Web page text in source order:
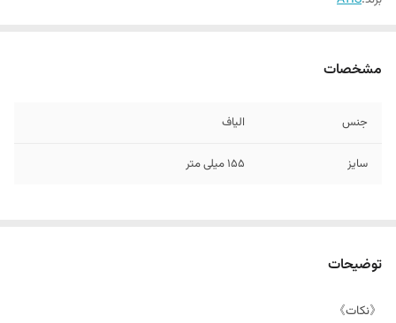
مشخصات
جنس الیاف
سایز ۱۵۵ میلی متر
توضیحات
《نکات》